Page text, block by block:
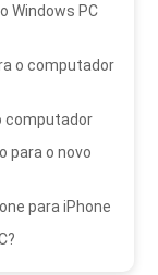
Windows PC
o computador
computador
para o novo
para iPhone